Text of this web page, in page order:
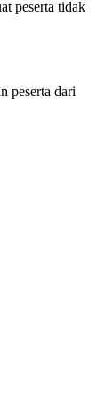
peserta tidak
peserta dari